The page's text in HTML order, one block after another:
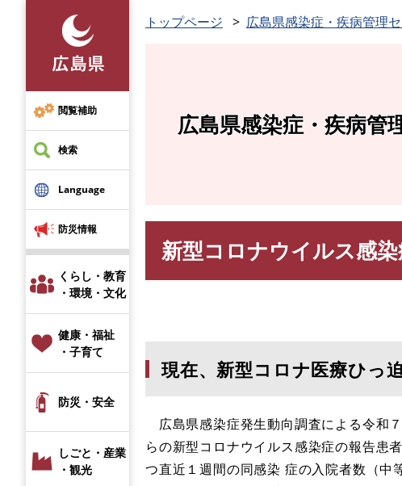
先
頭
で
す
閲覧補助
検索
Language
防災情報
くらし・教育
・環境・文化
健康・福祉
・子育て
防災・安全
しごと・産業
・観光
トップページ 広島県感染症・疾病管理
広島県感染症・疾病管
新型コロナウイルス感
現在、新型コロナ医療ひっ
広島県感染症発生動向調査による令和
らの新型コロナウイルス感染症の報告患
つ直近１週間の同感染 症の入院者数（中